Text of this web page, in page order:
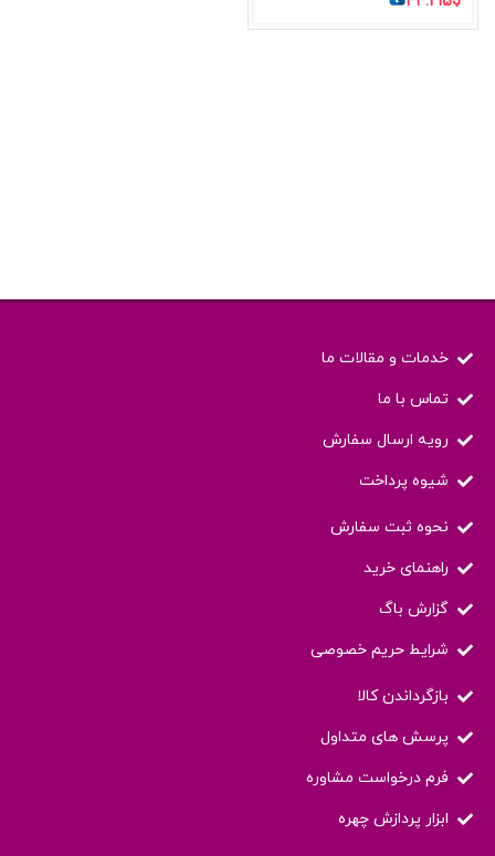
خدمات و مقالات ما
تماس با ما
رویه ارسال سفارش
شیوه پرداخت
نحوه ثبت سفارش
راهنمای خرید
گزارش باگ
شرایط حریم خصوصی
بازگرداندن کالا
پرسش های متداول
فرم درخواست مشاوره
ابزار پردازش چهره